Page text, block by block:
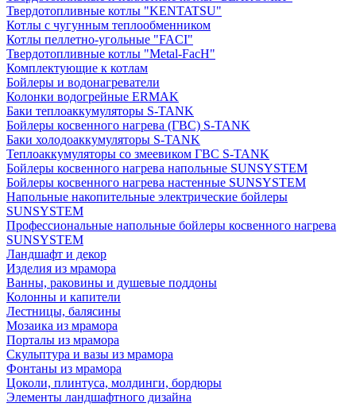
Твердотопливные котлы "KENTATSU"
Котлы с чугунным теплообменником
Котлы пеллетно-угольные "FACI"
Твердотопливные котлы "Metal-FacH"
Комплектующие к котлам
Бойлеры и водонагреватели
Колонки водогрейные ERMAK
Баки теплоаккумуляторы S-TANK
Бойлеры косвенного нагрева (ГВС) S-TANK
Баки холодоаккумуляторы S-TANK
Теплоаккумуляторы со змеевиком ГВС S-TANK
Бойлеры косвенного нагрева напольные SUNSYSTEM
Бойлеры косвенного нагрева настенные SUNSYSTEM
Напольные накопительные электрические бойлеры
SUNSYSTEM
Профессиональные напольные бойлеры косвенного нагрева
SUNSYSTEM
Ландшафт и декор
Изделия из мрамора
Ванны, раковины и душевые поддоны
Колонны и капители
Лестницы, балясины
Мозаика из мрамора
Порталы из мрамора
Скульптура и вазы из мрамора
Фонтаны из мрамора
Цоколи, плинтуса, молдинги, бордюры
Элементы ландшафтного дизайна